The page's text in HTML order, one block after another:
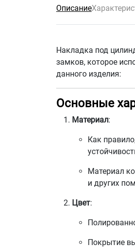
Описание
Накладка под
замков, которое
данного изделия:
Основные
Материал:
Как
Материал
и других
Цвет:
Покрытие